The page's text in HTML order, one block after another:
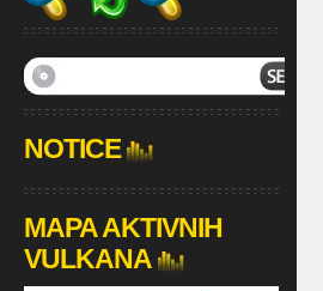
NOTICE
MAPA AKTIVNIH
VULKANA